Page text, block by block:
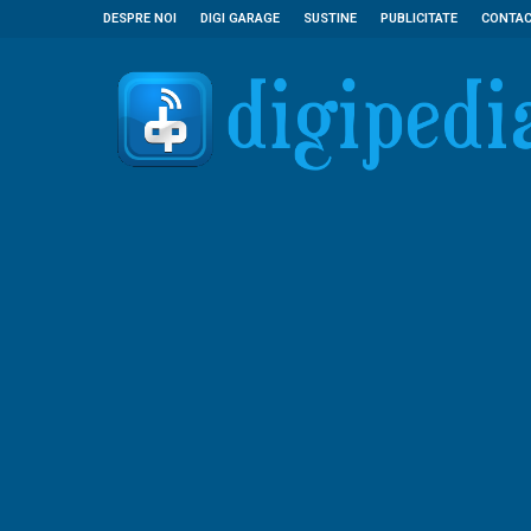
DESPRE NOI DIGI GARAGE SUSTINE PUBLICITATE